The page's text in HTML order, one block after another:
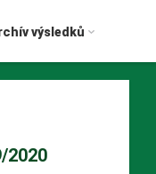
výsledků
2020